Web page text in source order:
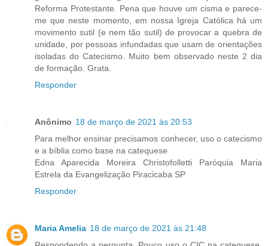
Reforma Protestante. Pena que houve um cisma e parece-
me que neste momento, em nossa Igreja Católica há um
movimento sutil (e nem tão sutil) de provocar a quebra de
unidade, por pessoas infundadas que usam de orientações
isoladas do Catecismo. Muito bem observado neste 2 dia
de formação. Grata.
Responder
Anônimo 18 de março de 2021 às 20:53
Para melhor ensinar precisamos conhecer, uso o catecismo
e a bíblia como base na catequese
Edna Aparecida Moreira Christofolletti Paróquia Maria
Estrela da Evangelização Piracicaba SP
Responder
Maria Amelia 18 de março de 2021 às 21:48